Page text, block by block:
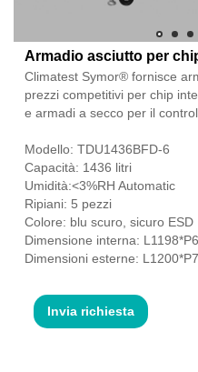
Armadio asciutto per
Climatest Symor® fornisce
prezzi competitivi per chip
e armadi a secco per il
Modello: TDU1436BFD-6
Capacità: 1436 litri
Umidità:<3%RH Automatic
Ripiani: 5 pezzi
Colore: blu scuro, sicuro ESD
Dimensione interna:
Dimensioni esterne:
Invia richiesta